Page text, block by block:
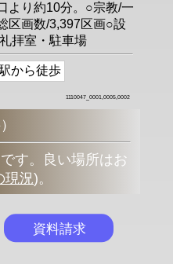
より約10分。○宗教/一
区画数/3,397区画○設
拝室・駐車場
から徒歩
1110047_0001,0005,0002
す。良い場所はお
現況)。